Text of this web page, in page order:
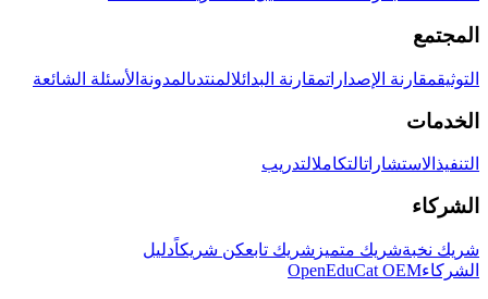
المجتمع
التوثيقمقارنة الإصداراتمقارنة البدائلالمنتدىالمدونة الأسئلة الشائعة
الخدمات
التنفيذ الاستشاراتالتكاملالتدريب
الشركاء
شريك نخبةشريك متميز شريك تابعكن شريكاًدليل
الشركاءOpenEduCat OEM